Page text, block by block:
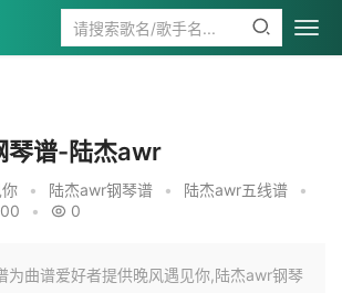
琴谱-陆杰awr
• 陆杰awr钢琴谱 • 陆杰awr五线谱
•
• 0
为曲谱爱好者提供晚风遇见你,陆杰awr钢琴